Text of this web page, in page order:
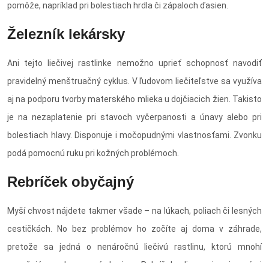
pomôže, napríklad pri bolestiach hrdla či zápaloch ďasien.
Železník lekársky
Ani tejto liečivej rastlinke nemožno uprieť schopnosť navodiť
pravidelný menštruačný cyklus. V ľudovom liečiteľstve sa využíva
aj na podporu tvorby materského mlieka u dojčiacich žien. Takisto
je na nezaplatenie pri stavoch vyčerpanosti a únavy alebo pri
bolestiach hlavy. Disponuje i močopudnými vlastnosťami. Zvonku
podá pomocnú ruku pri kožných problémoch.
Rebríček obyčajný
Myší chvost nájdete takmer všade – na lúkach, poliach či lesných
cestičkách. No bez problémov ho zočíte aj doma v záhrade,
pretože sa jedná o nenáročnú liečivú rastlinu, ktorú mnohí